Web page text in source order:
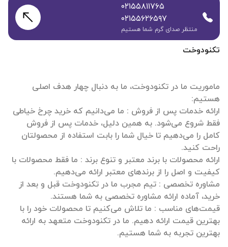
تکنودوخت
ماموریت ما در تکنودوخت، ما به دنبال چهار هدف اصلی
ارائه خدمات پس از فروش : ما می‌دانیم که خرید چرخ خیاطی
فقط شروع می‌شود. به همین دلیل، خدمات پس از فروش
کامل را می‌دهیم تا خیال شما را بابت استفاده از محصولتان
ارائه محصولات با برند معتبر و تنوع برند : ما فقط محصولات با
مشاوره تخصصی : تیم مجرب ما در تکنودوخت قبل و بعد از
قیمت‌های مناسب : ما تلاش می‌کنیم تا محصولات خود را با
بهترین قیمت ارائه دهیم. ما در تکنودوخت متعهد به ارائه
بهترین تجربه به شما هستیم.
۰۲۱۵۵۸۱۱۷۶۵
۰۲۱۵۵۶۲۶۵۹۷
منتظر صدای گرم شما هستیم